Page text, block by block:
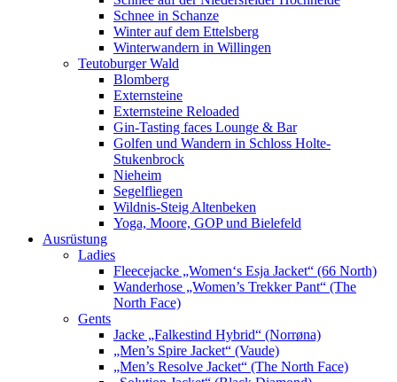
Schnee in Schanze
Winter auf dem Ettelsberg
Winterwandern in Willingen
Teutoburger Wald
Blomberg
Externsteine
Externsteine Reloaded
Gin-Tasting faces Lounge & Bar
Golfen und Wandern in Schloss Holte-
Stukenbrock
Nieheim
Segelfliegen
Wildnis-Steig Altenbeken
Yoga, Moore, GOP und Bielefeld
Ausrüstung
Ladies
Fleecejacke „Women‘s Esja Jacket“ (66 North)
Wanderhose „Women’s Trekker Pant“ (The
North Face)
Gents
Jacke „Falkestind Hybrid“ (Norrøna)
„Men’s Spire Jacket“ (Vaude)
„Men’s Resolve Jacket“ (The North Face)